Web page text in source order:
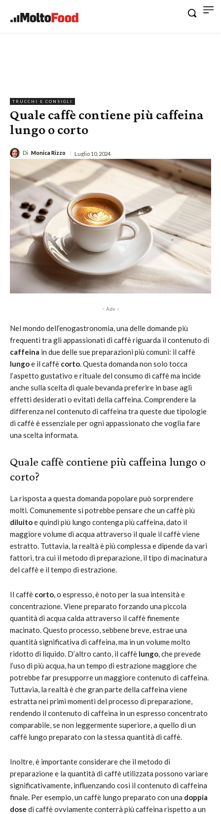
TRUCCHI E CONSIGLI
Quale caffè contiene più caffeina
lungo o corto
Di Monica Rizzo Luglio 10, 2024
- Adv -
Nel mondo dell’enogastronomia, una delle domande più
frequenti tra gli appassionati di caffè riguarda il contenuto di
caffeina in due delle sue preparazioni più comuni: il caffè
lungoe il caffè corto. Questa domanda non solo tocca
l’aspetto gustativo e rituale del consumo di caffè ma incide
anche sulla scelta di quale bevanda preferire in base agli
effetti desiderati o evitati della caffeina. Comprendere la
differenza nel contenuto di caffeina tra queste due tipologie
di caffè è essenziale per ogni appassionato che voglia fare
una scelta informata.
Quale caffè contiene più caffeina lungo o
corto?
La risposta a questa domanda popolare può sorprendere
molti. Comunemente si potrebbe pensare che un caffè più
diluitoe quindi più lungo contenga più caffeina, dato il
maggiore volume di acqua attraverso il quale il caffè viene
estratto. Tuttavia, la realtà è più complessa e dipende da vari
fattori, tra cui il metodo di preparazione, il tipo di macinatura
del caffè e il tempo di estrazione.
Il caffè corto, o espresso, è noto per la sua intensità e
concentrazione. Viene preparato forzando una piccola
quantità di acqua calda attraverso il caffè finemente
macinato. Questo processo, sebbene breve, estrae una
quantità significativa di caffeina, ma in un volume molto
ridotto di liquido. D’altro canto, il caffè lungo, che prevede
l’uso di più acqua, ha un tempo di estrazione maggiore che
potrebbe far presupporre un maggiore contenuto di caffeina.
Tuttavia, la realtà è che gran parte della caffeina viene
estratta nei primi momenti del processo di preparazione,
rendendo il contenuto di caffeina in un espresso concentrato
comparabile, se non leggermente superiore, a quello di un
caffè lungo preparato con la stessa quantità di caffè.
Inoltre, è importante considerare che il metodo di
preparazione e la quantità di caffè utilizzata possono variare
significativamente, influenzando così il contenuto di caffeina
finale. Per esempio, un caffè lungo preparato con una doppia
dose di caffè ovviamente conterrà più caffeina rispetto a un